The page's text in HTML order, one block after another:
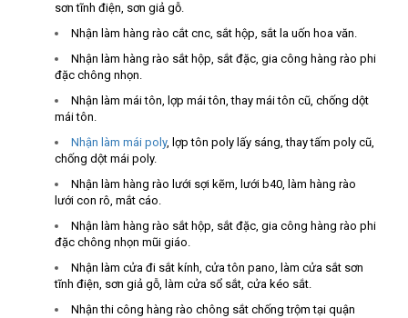
sơn tĩnh điện, sơn giả gỗ.
Nhận làm hàng rào cắt cnc, sắt hộp, sắt la uốn hoa văn.
Nhận làm hàng rào sắt hộp, sắt đặc, gia công hàng rào phi
đặc chông nhọn.
Nhận làm mái tôn, lợp mái tôn, thay mái tôn cũ, chống dột
mái tôn.
Nhận làm mái poly, lợp tôn poly lấy sáng, thay tấm poly cũ,
chống dột mái poly.
Nhận làm hàng rào lưới sợi kẽm, lưới b40, làm hàng rào
lưới con rô, mắt cáo.
Nhận làm hàng rào sắt hộp, sắt đặc, gia công hàng rào phi
đặc chông nhọn mũi giáo.
Nhận làm cửa đi sắt kính, cửa tôn pano, làm cửa sắt sơn
tĩnh điện, sơn giả gỗ, làm cửa sổ sắt, cửa kéo sắt.
Nhận thi công hàng rào chông sắt chống trộm tại quận